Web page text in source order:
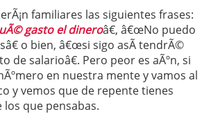
familiares las siguientes frases:
gasto el dineroâ€, â€œNo puedo
o bien, â€œsi sigo asÃ­ tendrÃ©
de salarioâ€. Pero peor es aÃºn, si
en nuestra mente y vamos al
y vemos que de repente tienes
que pensabas.